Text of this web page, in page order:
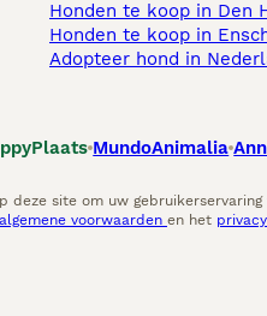
Honden te koop in Den
Honden te koop in
Adopteer hond in
MundoAnimalia
deze site om uw
algemene voorwaarden en het